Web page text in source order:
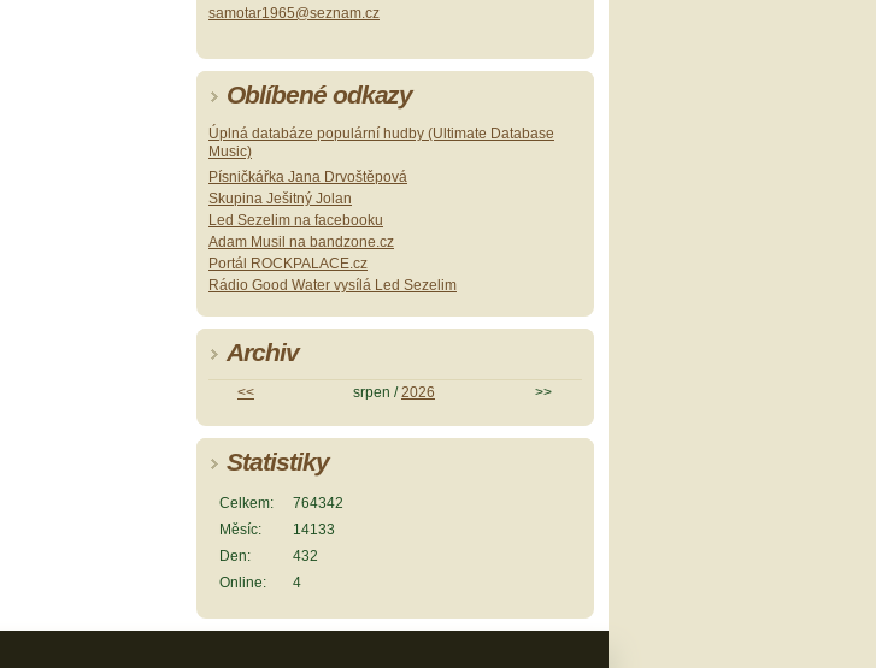
samotar1965@seznam.cz
Oblíbené odkazy
Úplná databáze populární hudby (Ultimate Database
Music)
Písničkářka Jana Drvoštěpová
Skupina Ješitný Jolan
Led Sezelim na facebooku
Adam Musil na bandzone.cz
Portál ROCKPALACE.cz
Rádio Good Water vysílá Led Sezelim
Archiv
<< srpen / 2026 >>
Statistiky
Online: 4
Celkem:
764342
Měsíc:
14133
Den:
432